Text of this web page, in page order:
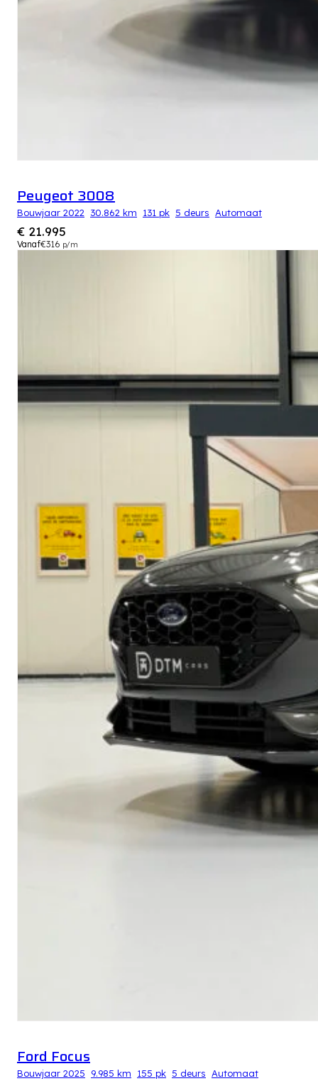
Peugeot 3008
Bouwjaar 2022 30.862 km 131 pk 5 deurs Automaat
€ 21.995
Vanaf€316 p/m
Ford Focus
Bouwjaar 2025 9.985 km 155 pk 5 deurs Automaat